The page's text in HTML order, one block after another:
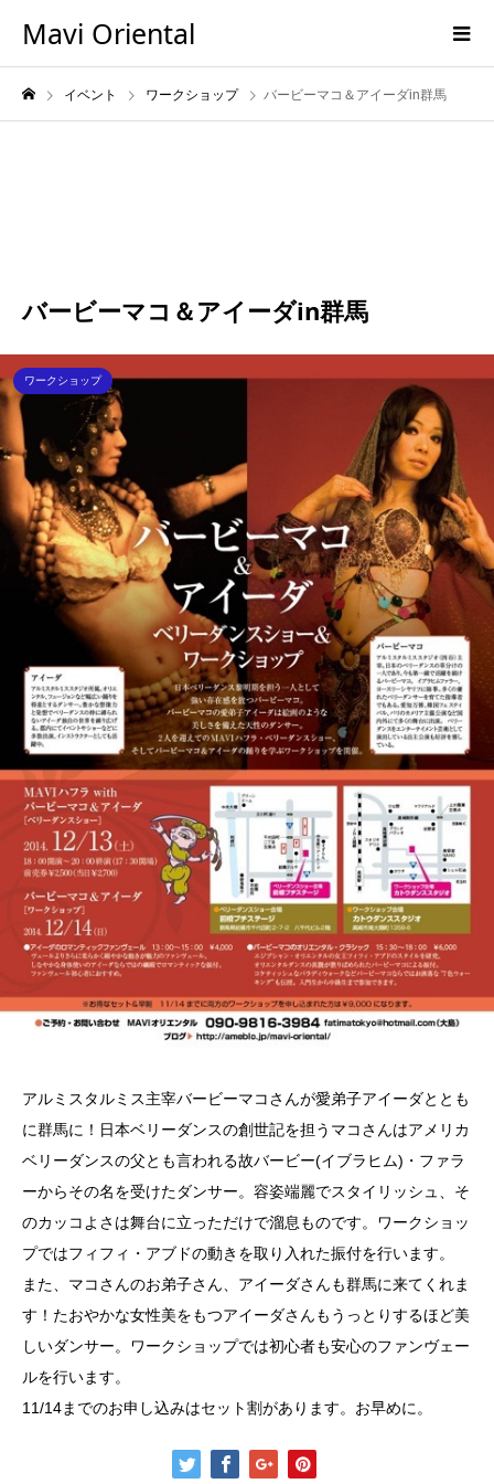
Mavi Oriental
イベント ワークショップ バービーマコ＆アイーダin群馬
バービーマコ＆アイーダin群馬
ワークショップ
アルミスタルミス主宰バービーマコさんが愛弟子アイーダととも
に群馬に！日本ベリーダンスの創世記を担うマコさんはアメリカ
ベリーダンスの父とも言われる故バービー(イブラヒム)・ファラ
ーからその名を受けたダンサー。容姿端麗でスタイリッシュ、そ
のカッコよさは舞台に立っただけで溜息ものです。ワークショッ
プではフィフィ・アブドの動きを取り入れた振付を行います。
また、マコさんのお弟子さん、アイーダさんも群馬に来てくれま
す！たおやかな女性美をもつアイーダさんもうっとりするほど美
しいダンサー。ワークショップでは初心者も安心のファンヴェー
ルを行います。
11/14までのお申し込みはセット割があります。お早めに。